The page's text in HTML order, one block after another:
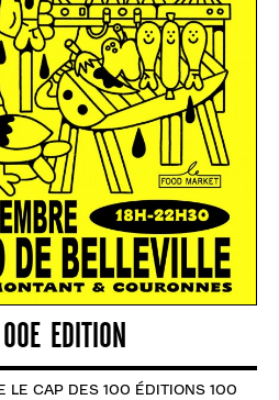
EDITION
LE CAP DES 100 ÉDITIONS 100